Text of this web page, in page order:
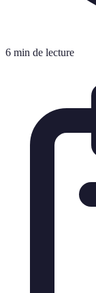
6 min de lecture